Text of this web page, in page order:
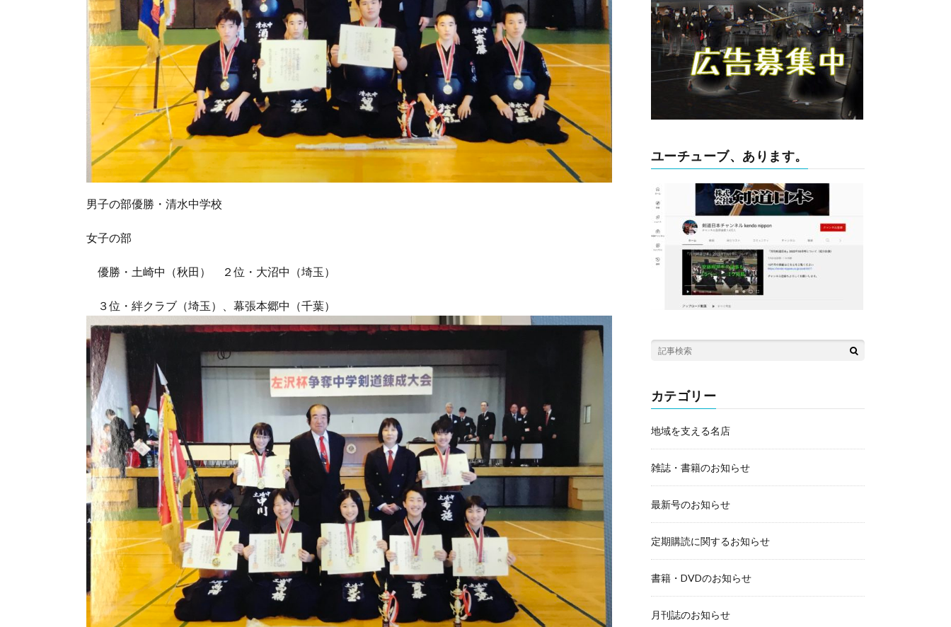
男子の部優勝・清水中学校
女子の部
優勝・土崎中（秋田） ２位・大沼中（埼玉）
３位・絆クラブ（埼玉）、幕張本郷中（千葉）
ユーチューブ、あります。
カテゴリー
地域を支える名店
雑誌・書籍のお知らせ
最新号のお知らせ
定期購読に関するお知らせ
書籍・DVDのお知らせ
月刊誌のお知らせ